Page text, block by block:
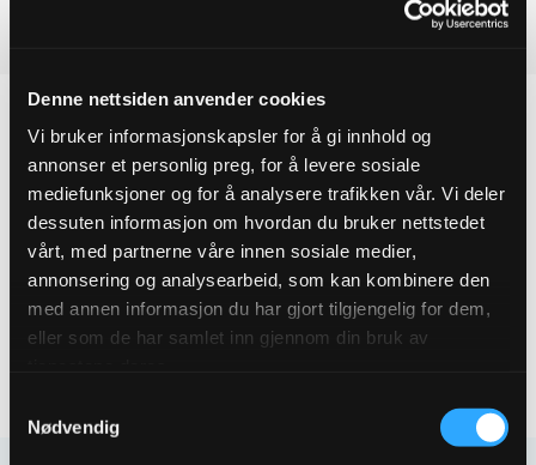
Denne nettsiden anvender cookies
Vi bruker informasjonskapsler for å gi innhold og
annonser et personlig preg, for å levere sosiale
mediefunksjoner og for å analysere trafikken vår. Vi deler
dessuten informasjon om hvordan du bruker nettstedet
vårt, med partnerne våre innen sosiale medier,
annonsering og analysearbeid, som kan kombinere den
med annen informasjon du har gjort tilgjengelig for dem,
eller som de har samlet inn gjennom din bruk av
Nødvendig
Produktegenskaper
Pakningsinformasjon
Tekniske spesifikasjoner